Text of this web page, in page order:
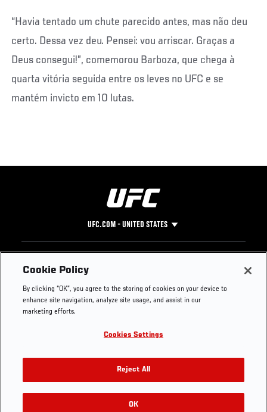
“Havia tentado um chute parecido antes, mas não deu
certo. Dessa vez deu. Pensei: vou arriscar. Graças a
Deus consegui!”, comemorou Barboza, que chega à
quarta vitória seguida entre os leves no UFC e se
mantém invicto em 10 lutas.
UFC.COM - UNITED STATES
Footer
UFC
UFC Foundation
UFC Careers
Store
UFC Video
Instagram
YouTube
TikTok
Twitter
Press
Cookie Policy
By clicking “OK”, you agree to the storing of cookies on your device to
enhance site navigation, analyze site usage, and assist in our
marketing efforts.
Cookies Settings
Reject All
OK